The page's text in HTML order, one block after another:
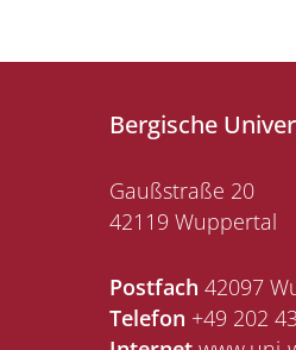
Bergische
Gaußstraße 20
42119 Wuppertal
Postfach 42097
Telefon +49 202